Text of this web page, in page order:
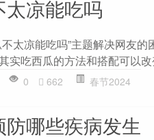
凉能吃吗
太凉能吃吗”主题解决网友
实吃西瓜的方法和搭配可以
0 662 春节2024
哪些疾病发生